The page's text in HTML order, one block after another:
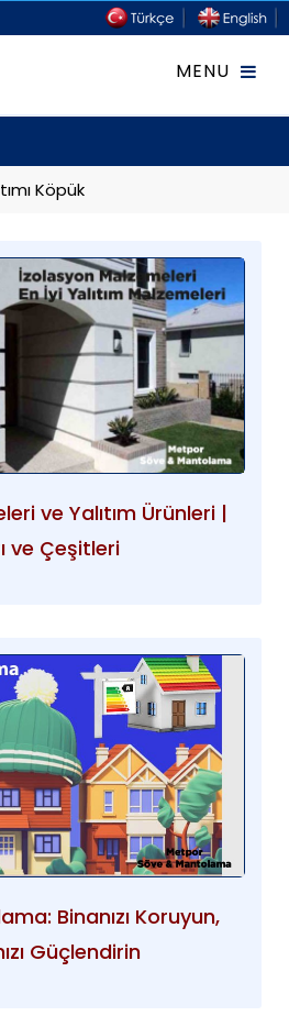
Köpük
ve Yalıtım Ürünleri |
ve Çeşitleri
Binanızı Koruyun,
Güçlendirin